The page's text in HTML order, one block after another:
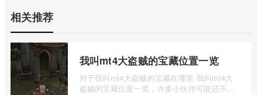
相关推荐
我叫mt4大盗贼的宝藏位置一览
对于我叫mt4大盗贼的宝藏在哪里 我叫mt4大
盗贼的宝藏位置一览，许多小伙伴可能还不太